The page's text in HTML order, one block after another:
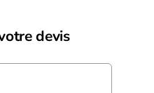
devis